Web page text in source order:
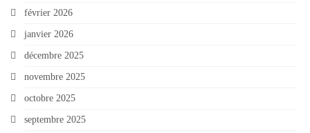
février 2026
janvier 2026
décembre 2025
novembre 2025
octobre 2025
septembre 2025